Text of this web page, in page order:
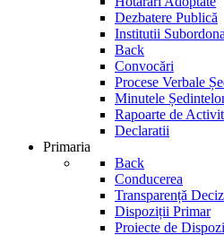
Dezbatere Publică
Institutii
Back
Convocări
Procese Verbale
Minutele
Rapoarte de
Declaratii
Primaria
Back
Conducerea
Transparență
Dispoziții Primar
Proiecte de